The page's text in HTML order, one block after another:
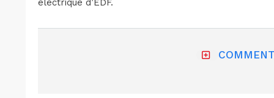
électrique d’EDF.